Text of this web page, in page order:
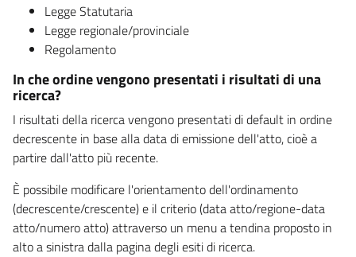
Legge Statutaria
Legge regionale/provinciale
Regolamento
In che ordine vengono presentati i risultati di una
ricerca?
I risultati della ricerca vengono presentati di default in ordine
decrescente in base alla data di emissione dell'atto, cioè a
partire dall'atto più recente.
È possibile modificare l'orientamento dell'ordinamento
(decrescente/crescente) e il criterio (data atto/regione-data
atto/numero atto) attraverso un menu a tendina proposto in
alto a sinistra dalla pagina degli esiti di ricerca.